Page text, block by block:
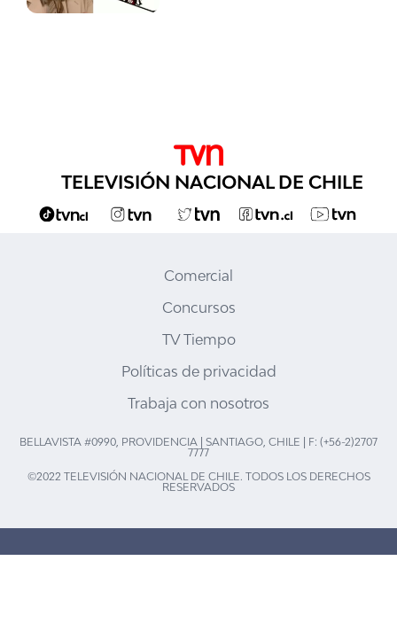
TELEVISIÓN NACIONAL DE CHILE
Comercial
Concursos
TV Tiempo
Políticas de privacidad
Trabaja con nosotros
BELLAVISTA #0990, PROVIDENCIA | SANTIAGO, CHILE | F: (+56-2)2707
7777
©2022 TELEVISIÓN NACIONAL DE CHILE. TODOS LOS DERECHOS
RESERVADOS